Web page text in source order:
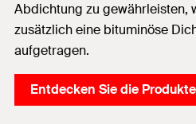
Abdichtung zu gewährleisten,
zusätzlich eine bituminöse
aufgetragen.
Entdecken Sie die Produkte